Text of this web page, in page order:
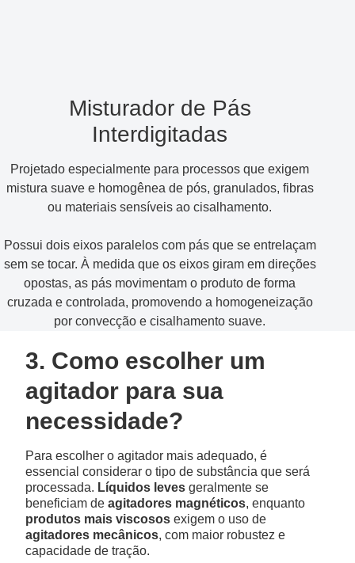
Misturador de Pás
Interdigitadas
Projetado especialmente para processos que exigem
mistura suave e homogênea de pós, granulados, fibras
ou materiais sensíveis ao cisalhamento.
Possui dois eixos paralelos com pás que se entrelaçam
sem se tocar. À medida que os eixos giram em direções
opostas, as pás movimentam o produto de forma
cruzada e controlada, promovendo a homogeneização
por convecção e cisalhamento suave.
3. Como escolher um
agitador para sua
necessidade?
Para escolher o agitador mais adequado, é
essencial considerar o tipo de substância que será
processada. Líquidos leves geralmente se
beneficiam deagitadores magnéticos, enquanto
produtos mais viscosos exigem o uso de
agitadores mecânicos, com maior robustez e
capacidade de tração.